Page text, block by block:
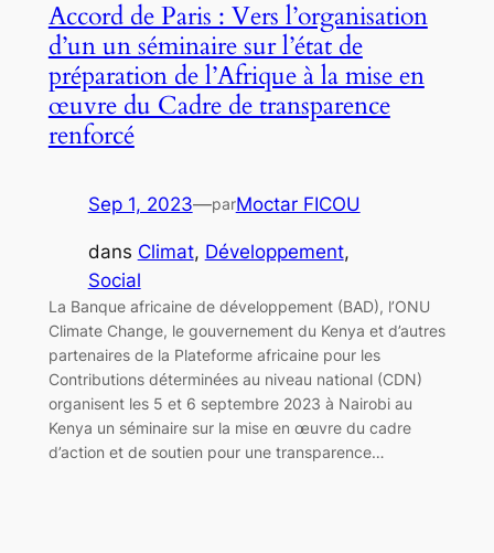
Accord de Paris : Vers l’organisation
d’un un séminaire sur l’état de
préparation de l’Afrique à la mise en
œuvre du Cadre de transparence
renforcé
Sep 1, 2023—parMoctar FICOU
dans Climat, Développement
Social
La Banque africaine de développement (BAD), l’ONU
Climate Change, le gouvernement du Kenya et d’autres
partenaires de la Plateforme africaine pour les
Contributions déterminées au niveau national (CDN)
organisent les 5 et 6 septembre 2023 à Nairobi au
Kenya un séminaire sur la mise en œuvre du cadre
d’action et de soutien pour une transparence…